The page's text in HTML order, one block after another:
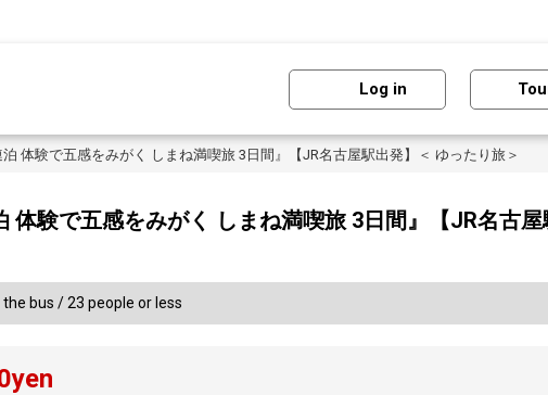
Log in
体験で五感をみがく しまね満喫旅 3日間』【JR名古屋駅出発】＜ ゆったり旅＞
体験で五感をみがく しまね満喫旅 3日間』【JR名古
bus / 23 people or less
yen